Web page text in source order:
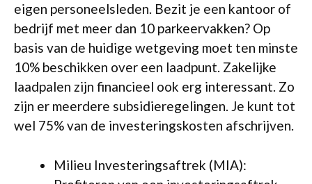
eigen personeelsleden. Bezit je een kantoor of
bedrijf met meer dan 10 parkeervakken? Op
basis van de huidige wetgeving moet ten minste
10% beschikken over een laadpunt. Zakelijke
laadpalen zijn financieel ook erg interessant. Zo
zijn er meerdere subsidieregelingen. Je kunt tot
wel 75% van de investeringskosten afschrijven.
Milieu Investeringsaftrek (MIA):